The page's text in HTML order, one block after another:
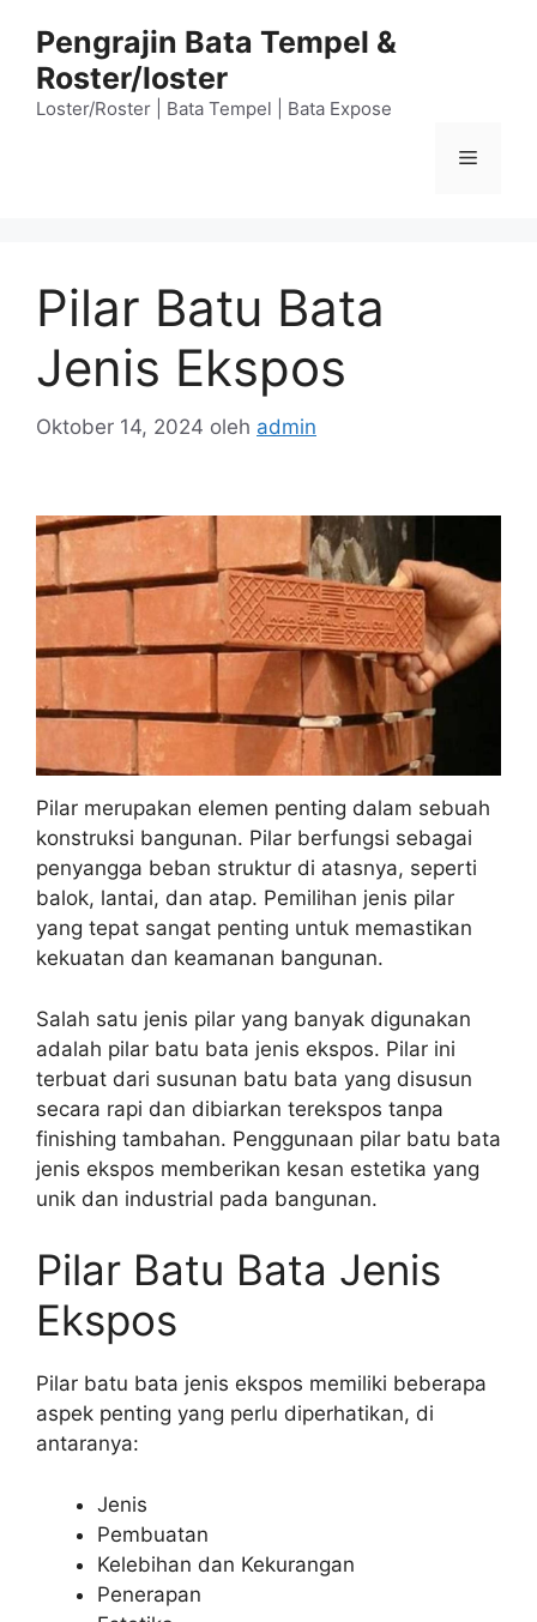
Pengrajin Bata Tempel &
Roster/loster
Loster/Roster | Bata Tempel | Bata Expose
Menu
Pilar Batu Bata
Jenis Ekspos
Oktober 14, 2024 oleh admin
Pilar merupakan elemen penting dalam sebuah
konstruksi bangunan. Pilar berfungsi sebagai
penyangga beban struktur di atasnya, seperti
balok, lantai, dan atap. Pemilihan jenis pilar
yang tepat sangat penting untuk memastikan
kekuatan dan keamanan bangunan.
Salah satu jenis pilar yang banyak digunakan
adalah pilar batu bata jenis ekspos. Pilar ini
terbuat dari susunan batu bata yang disusun
secara rapi dan dibiarkan terekspos tanpa
finishing tambahan. Penggunaan pilar batu bata
jenis ekspos memberikan kesan estetika yang
unik dan industrial pada bangunan.
Pilar Batu Bata Jenis
Ekspos
Pilar batu bata jenis ekspos memiliki beberapa
aspek penting yang perlu diperhatikan, di
antaranya:
Jenis
Pembuatan
Kelebihan dan Kekurangan
Penerapan